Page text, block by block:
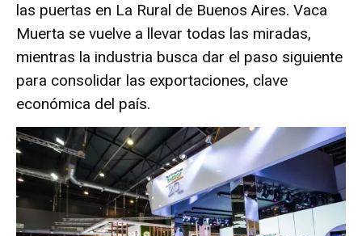
las puertas en La Rural de Buenos Aires. Vaca
Muerta se vuelve a llevar todas las miradas,
mientras la industria busca dar el paso siguiente
para consolidar las exportaciones, clave
económica del país.